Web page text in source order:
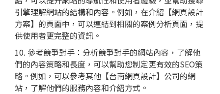
引擎理解網站的結構和內容。例如，在介紹【網頁設計
方案】的頁面中，可以連結到相關的案例分析頁面，提
供使用者更完整的資訊。
10. 參考競爭對手：分析競爭對手的網站內容，了解他
們的內容策略和長度，可以幫助您制定更有效的SEO策
略。例如，可以參考其他【台南網頁設計】公司的網
站，了解他們的服務內容和介紹方式。